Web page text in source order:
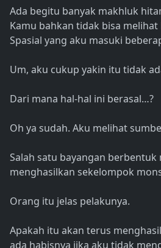
Ada begitu banyak makhluk
Kamu bahkan tidak bisa
Spasial yang aku masuki
Um, aku cukup yakin itu tidak
Dari mana hal-hal ini berasal…?
Oh ya sudah. Aku melihat
Salah satu bayangan berbentuk
menghasilkan sekelompok
Orang itu jelas pelakunya.
Apakah itu akan terus
ada habisnya jika aku tidak